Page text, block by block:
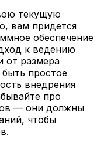
текущую
вам придется
обеспечение
к ведению
от размера
простое
внедрения
про
— они должны
чтобы